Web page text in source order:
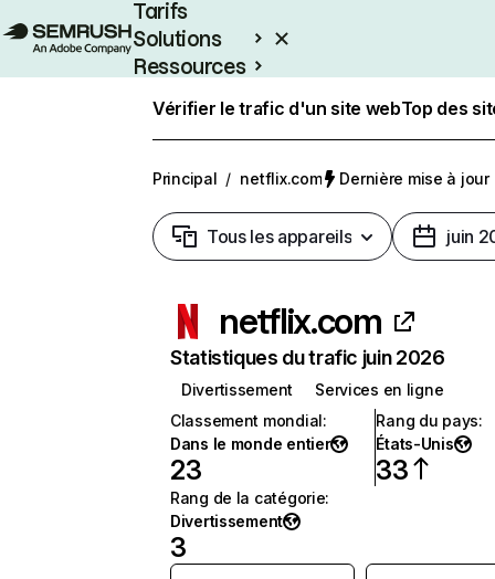
Tarifs
Solutions
Ressources
Vérifier le trafic d'un site webTop des
Principal / netflix.com Dernière mise à jour
Tous les appareils juin
netflix.com
Statistiques du trafic juin 2026
Divertissement
Services en ligne
Classement mondial:
Dans le monde entier
23
Rang du pays:
États-Unis
33
Rang de la catégorie:
Divertissement
3